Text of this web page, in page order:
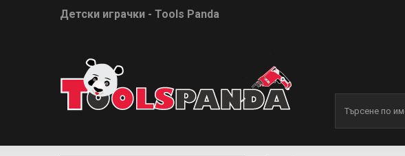
Детски играчки - Tools Panda